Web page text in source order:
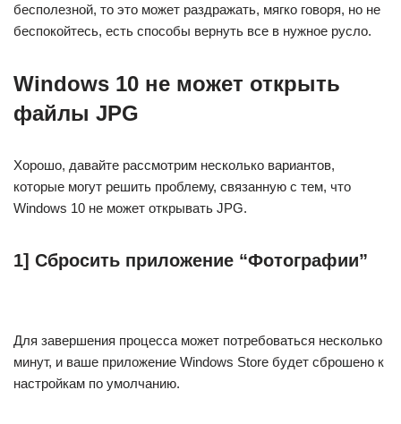
бесполезной, то это может раздражать, мягко говоря, но не
беспокойтесь, есть способы вернуть все в нужное русло.
Windows 10 не может открыть
файлы JPG
Хорошо, давайте рассмотрим несколько вариантов,
которые могут решить проблему, связанную с тем, что
Windows 10 не может открывать JPG.
1] Сбросить приложение “Фотографии”
Для завершения процесса может потребоваться несколько
минут, и ваше приложение Windows Store будет сброшено к
настройкам по умолчанию.